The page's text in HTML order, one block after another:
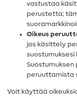
vastustaa
perustetta;
Oikeus
jos käsittely
peruuttamista
Voit käyttää